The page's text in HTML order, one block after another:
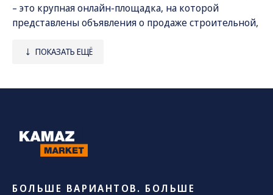
– это крупная онлайн-площадка, на которой
представлены объявления о продаже строительной,
всей России. Мы сотрудничаем непосредственно с
спецтехники:
• самосвалы;
ПОКАЗАТЬ ЕЩЁ
БОЛЬШЕ ВАРИАНТОВ. БОЛЬШЕ